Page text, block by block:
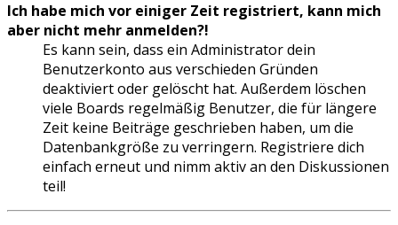
Ich habe mich vor einiger Zeit registriert, kann mich
aber nicht mehr anmelden?!
Es kann sein, dass ein Administrator dein
Benutzerkonto aus verschieden Gründen
deaktiviert oder gelöscht hat. Außerdem löschen
viele Boards regelmäßig Benutzer, die für längere
Zeit keine Beiträge geschrieben haben, um die
Datenbankgröße zu verringern. Registriere dich
einfach erneut und nimm aktiv an den Diskussionen
teil!